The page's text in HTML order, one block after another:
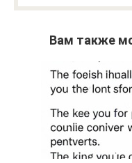
Вам также